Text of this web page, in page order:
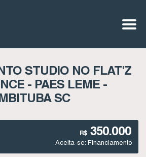
STUDIO NO FLAT'Z
- PAES LEME -
SC
R$ 350.000
Aceita-se: Financiamento